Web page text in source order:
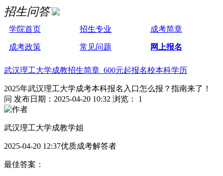
招生问答
学院首页 招生专业 成考简章
成考政策 常见问题 网上报名
武汉理工大学成教招生简章 600元起报名校本科学历
2025年武汉理工大学成考本科报名入口怎么报？指南来了！
问 发布日期：2025-04-20 10:32 浏览： 1
武汉理工大学成教学姐
2025-04-20 12:37优质成考解答者
最佳答案：